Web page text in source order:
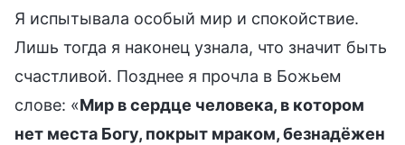
Я испытывала особый мир и спокойствие.
Лишь тогда я наконец узнала, что значит быть
счастливой. Позднее я прочла в Божьем
слове: «Мир в сердце человека, в котором
нет места Богу, покрыт мраком, безнадёжен